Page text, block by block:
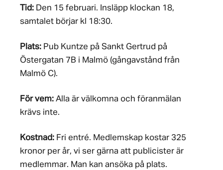
Tid: Den 15 februari. Insläpp klockan 18,
samtalet börjar kl 18:30.
Plats: Pub Kuntze på Sankt Gertrud på
Östergatan 7B i Malmö (gångavstånd från
Malmö C).
För vem: Alla är välkomna och föranmälan
krävs inte.
Kostnad: Fri entré. Medlemskap kostar 325
kronor per år, vi ser gärna att publicister är
medlemmar. Man kan ansöka på plats.